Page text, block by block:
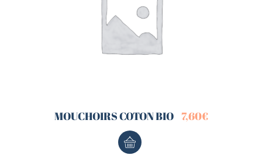
MOUCHOIRS COTON BIO 7,60€